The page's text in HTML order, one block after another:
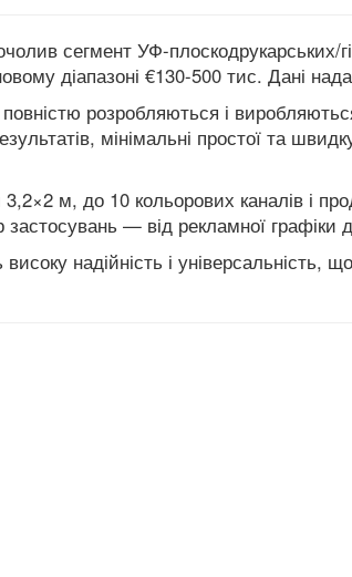
сегмент УФ-плоскодрукарських/
діапазоні €130-500 тис. Дані
розробляються і
мінімальні простої та
м, до 10 кольорових каналів і
— від рекламної графіки
надійність і універсальність,